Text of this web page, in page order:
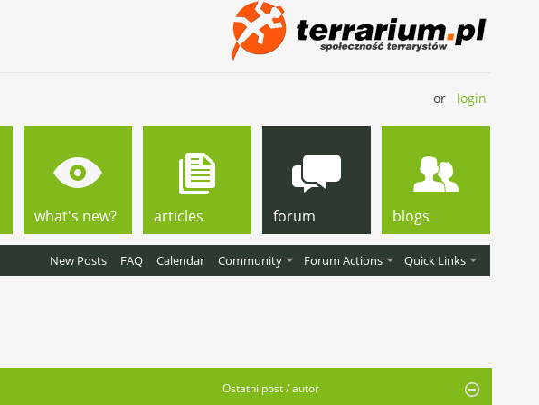
or login
what's new? articles forum
New Posts FAQ Calendar Community Forum Actions Quick Links
blogs
Ostatni post / autor